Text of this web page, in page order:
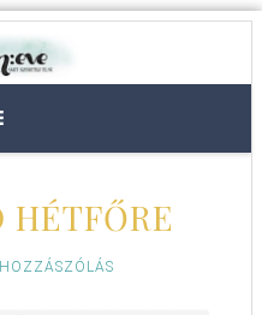
HÉTFŐRE